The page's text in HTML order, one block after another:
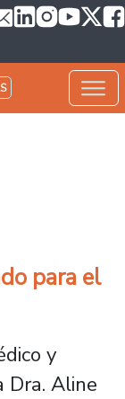
para el
y
Dra. Aline